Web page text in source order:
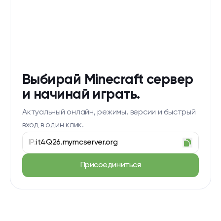
Выбирай Minecraft сервер
и начинай играть.
Актуальный онлайн, режимы, версии и быстрый
вход в один клик.
IP:it4Q26.mymcserver.org
Присоединиться